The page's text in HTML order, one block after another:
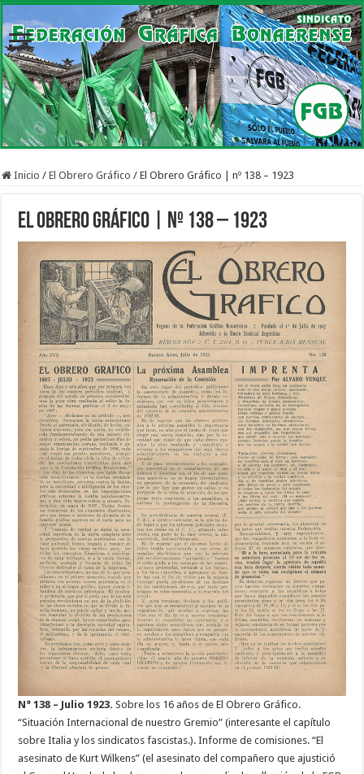
Inicio / El Obrero Gráfico / El Obrero Gráfico | nº 138 – 1923
El Obrero Gráfico | nº 138 – 1923
N° 138 – Julio 1923.Sobre los 16 años de El Obrero Gráfico.
“Situación Internacional de nuestro Gremio” (interesante el capítulo
sobre Italia y los sindicatos fascistas.). Informe de comisiones. “El
asesinato de Kurt Wilkens” (el asesinato del compañero que ajustició